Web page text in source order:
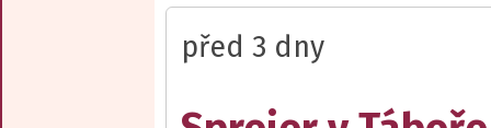
před 3 dny